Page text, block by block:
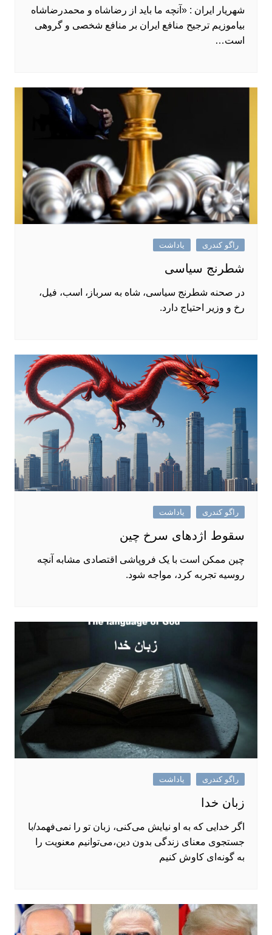
شهریار ایران : «آنچه ما باید از رضاشاه و محمدرضاشاه
بیاموزیم ترجیح منافع ایران بر منافع شخصی و گروهی
است…
راگو کندری یاداشت
شطرنج سیاسی
در صحنه شطرنج سیاسی، شاه به سرباز، اسب، فیل،
رخ و وزیر احتیاج دارد.
راگو کندری یاداشت
سقوط اژدهای سرخ چین
چین ممکن است با یک فروپاشی اقتصادی مشابه آنچه
روسیه تجربه کرد، مواجه شود.
راگو کندری یاداشت
زبان خدا
اگر خدایی که به او نیایش می‌کنی، زبان تو را نمی‌فهمد/با
جستجوی معنای زندگی بدون دین،می‌توانیم معنویت را
به گونه‌ای کاوش کنیم